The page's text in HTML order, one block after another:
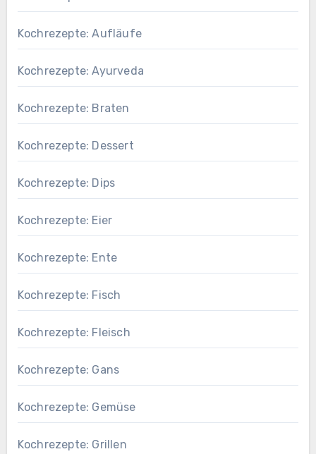
Kochrezepte: Aufläufe
Kochrezepte: Ayurveda
Kochrezepte: Braten
Kochrezepte: Dessert
Kochrezepte: Dips
Kochrezepte: Eier
Kochrezepte: Ente
Kochrezepte: Fisch
Kochrezepte: Fleisch
Kochrezepte: Gans
Kochrezepte: Gemüse
Kochrezepte: Grillen